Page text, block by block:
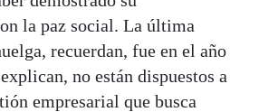
la paz social. La última
recuerdan, fue en el año
no están dispuestos a
empresarial que busca